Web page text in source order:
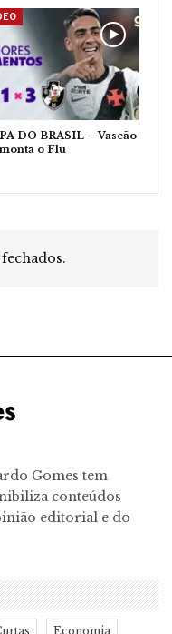
DO BRASIL – Vascão
o Flu
Gomes tem
conteúdos
editorial e do
Economia